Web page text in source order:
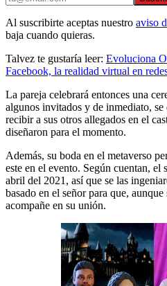
Al suscribirte aceptas nuestro aviso
baja cuando quieras.
Talvez te gustaría leer: Evoluciona
Facebook, la realidad virtual en
La pareja celebrará entonces una
algunos invitados y de inmediato, se
recibir a sus otros allegados en el
diseñaron para el momento.
Además, su boda en el metaverso
este en el evento. Según cuentan,
abril del 2021, así que se las
basado en el señor para que,
acompañe en su unión.